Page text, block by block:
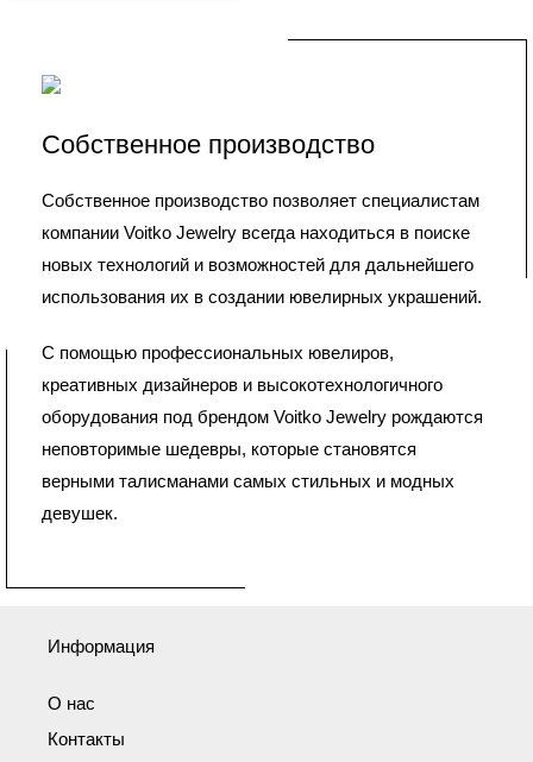
Собственное производство
Собственное производство позволяет специалистам
компании Voitko Jewelry всегда находиться в поиске
новых технологий и возможностей для дальнейшего
использования их в создании ювелирных украшений.
С помощью профессиональных ювелиров,
креативных дизайнеров и высокотехнологичного
оборудования под брендом Voitko Jewelry рождаются
неповторимые шедевры, которые становятся
верными талисманами самых стильных и модных
девушек.
Информация
О нас
Контакты